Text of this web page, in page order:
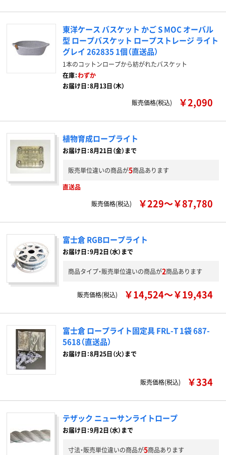
東洋ケース バスケット かご S MOC オーバル
型 ロープバスケット ロープストレージ ライト
グレイ 262835 1個（直送品）
1本のコットンロープから紡がれたバスケット
在庫：わずか
お届け日：8月13日（木）
販売価格(税込)
￥2,090
植物育成ロープライト
お届け日：8月21日（金）まで
販売単位違いの商品が5商品あります
直送品
販売価格(税込)
￥229～￥87,780
富士倉 RGBロープライト
お届け日：9月2日（水）まで
商品タイプ・販売単位違いの商品が2商品あります
販売価格(税込) ￥14,524～￥19,434
富士倉 ロープライト固定具 FRL-T 1袋 687-
5618（直送品）
お届け日：8月25日（火）まで
販売価格(税込) ￥334
テザック ニューサンライトロープ
お届け日：9月2日（水）まで
寸法・販売単位違いの商品が5商品あります